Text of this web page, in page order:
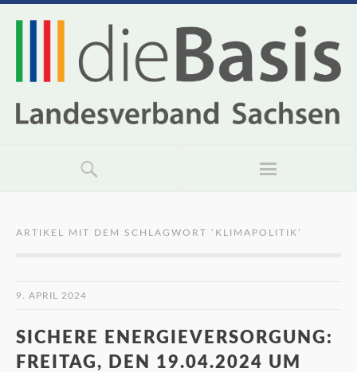
ARTIKEL MIT DEM SCHLAGWORT ‘ KLIMAPOLITIK ’
9. APRIL 2024
SICHERE ENERGIEVERSORGUNG:
FREITAG, DEN 19.04.2024 UM